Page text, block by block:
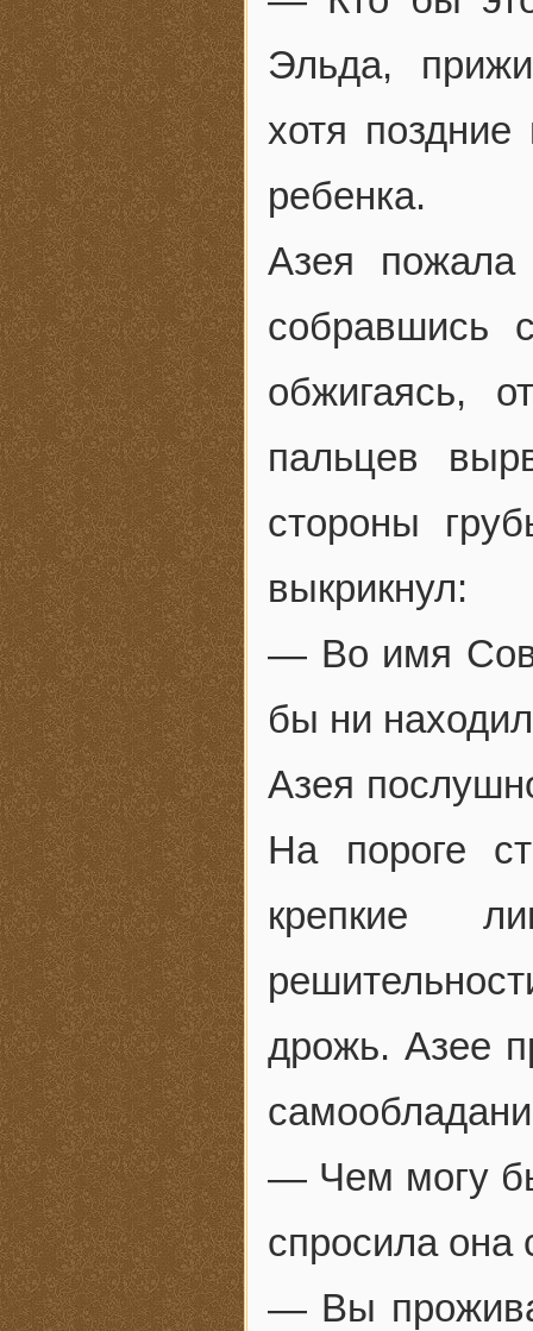
Эльда,
хотя
ребенка.
Азея пожала
собравшись
обжигаясь,
пальцев
стороны
выкрикнул:
— Во имя
бы ни
Азея
На пороге
крепкие
дрожь. Азее
— Чем могу
спросила она
— Вы